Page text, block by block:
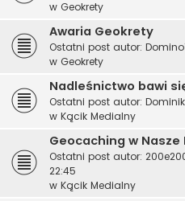
w Geokrety
Awaria Geokrety
Ostatni post autor:
w Geokrety
Nadleśnictwo bawi
Ostatni post autor:
w Kącik Medialny
Geocaching w Nasze
Ostatni post autor:
22:45
w Kącik Medialny